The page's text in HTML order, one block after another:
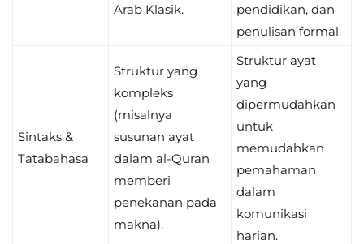
Arab Klasik.
pendidikan, dan
penulisan formal.
Sintaks &
Tatabahasa
Struktur yang
kompleks
(misalnya
susunan ayat
dalam al-Quran
memberi
penekanan pada
makna).
Struktur ayat
yang
dipermudahkan
untuk
memudahkan
pemahaman
dalam
komunikasi
harian.